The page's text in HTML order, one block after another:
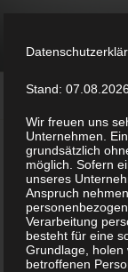
springenJasmin Elfers
NICHTS
Es sieht so aus,
wonach du
Stand: 07.08.2026
Wir freuen uns
Unternehmen.
grundsätzlich
möglich. Sofern
unseres
Anspruch
Verarbeitung
besteht für eine
Grundlage, holen
betroffenen